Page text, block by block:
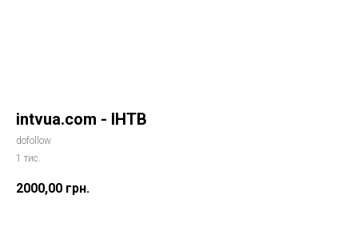
intvua.com - ІНТВ
dofollow
1 тис.
2000,00 грн.